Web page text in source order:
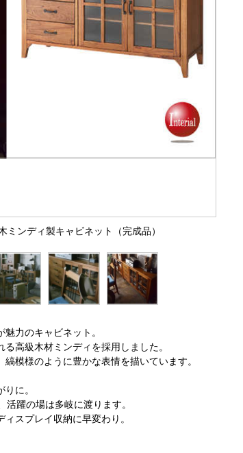
ンディ製キャビネット（完成品）
力のキャビネット。
高級木材ミンディを採用しました。
模様のように豊かな表情を描いています。
に。
躍の場は多岐に渡ります。
スプレイ収納に早変わり。